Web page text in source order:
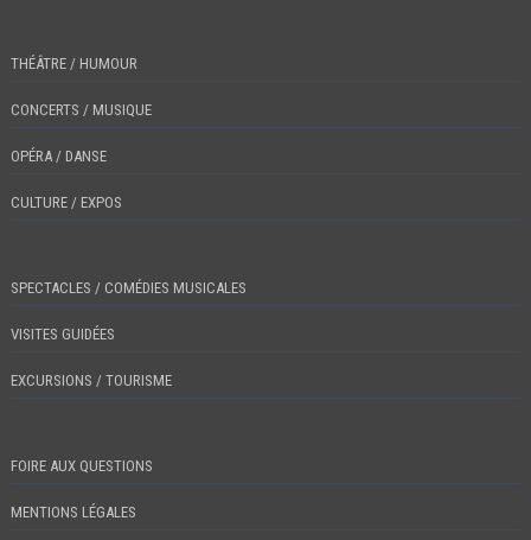
THÉÂTRE / HUMOUR
CONCERTS / MUSIQUE
OPÉRA / DANSE
CULTURE / EXPOS
SPECTACLES / COMÉDIES MUSICALES
VISITES GUIDÉES
EXCURSIONS / TOURISME
FOIRE AUX QUESTIONS
MENTIONS LÉGALES